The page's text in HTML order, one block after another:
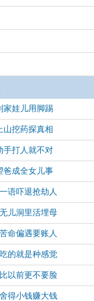
家娃儿用脚踢
山挖药探真相
手打人就不对
爸成全女儿事
语吓退抢劫人
儿洞里活埋母
命偏遇要账人
的就是种感觉
以前更不要脸
得小钱赚大钱